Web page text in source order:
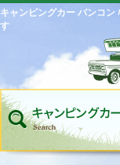
キャンピングカー バンコン
す